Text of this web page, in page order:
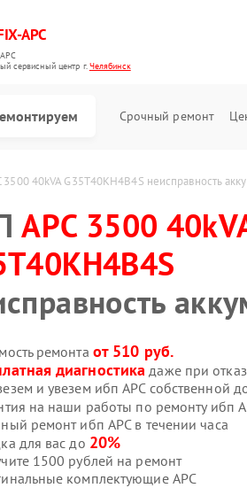
APC
cервисный центр г.Челябинск
Срочный ремонт
40kVA G35T40KH4B4S неисправность
APC 3500
ремонта от 510 руб.
диагностика даже при
и увезем ибп APC собственной
на наши работы по ремонту ибп
ремонт ибп APC в течении часа
для вас до 20%
1500 рублей на ремонт
комплектующие APC